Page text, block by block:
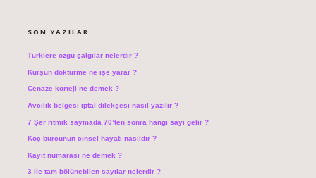
SON YAZILAR
Türklere özgü çalgılar nelerdir ?
Kurşun döktürme ne işe yarar ?
Cenaze korteji ne demek ?
Avcılık belgesi iptal dilekçesi nasıl yazılır ?
7 Şer ritmik saymada 70’ten sonra hangi sayı gelir ?
Koç burcunun cinsel hayatı nasıldır ?
Kayıt numarası ne demek ?
3 ile tam bölünebilen sayılar nelerdir ?